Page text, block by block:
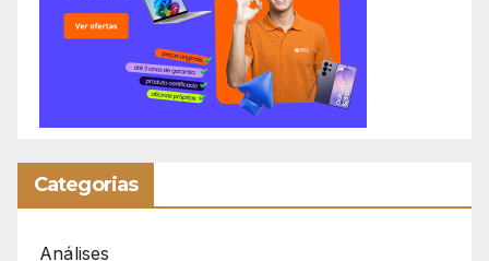
Categorias
Análises